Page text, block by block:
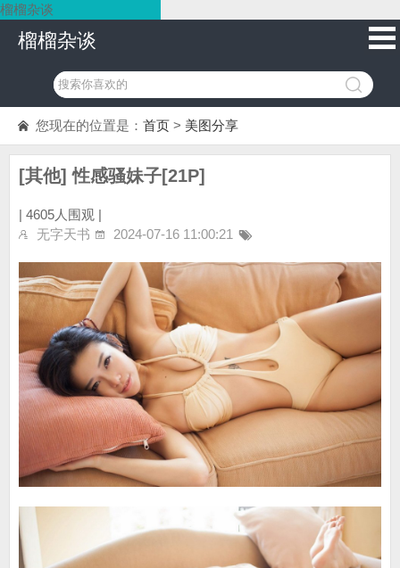
榴榴杂谈
榴榴杂谈
您现在的位置是： 首页 > 美图分享
[其他] 性感骚妹子[21P]
| 4605人围观 |
无字天书
2024-07-16 11:00:21